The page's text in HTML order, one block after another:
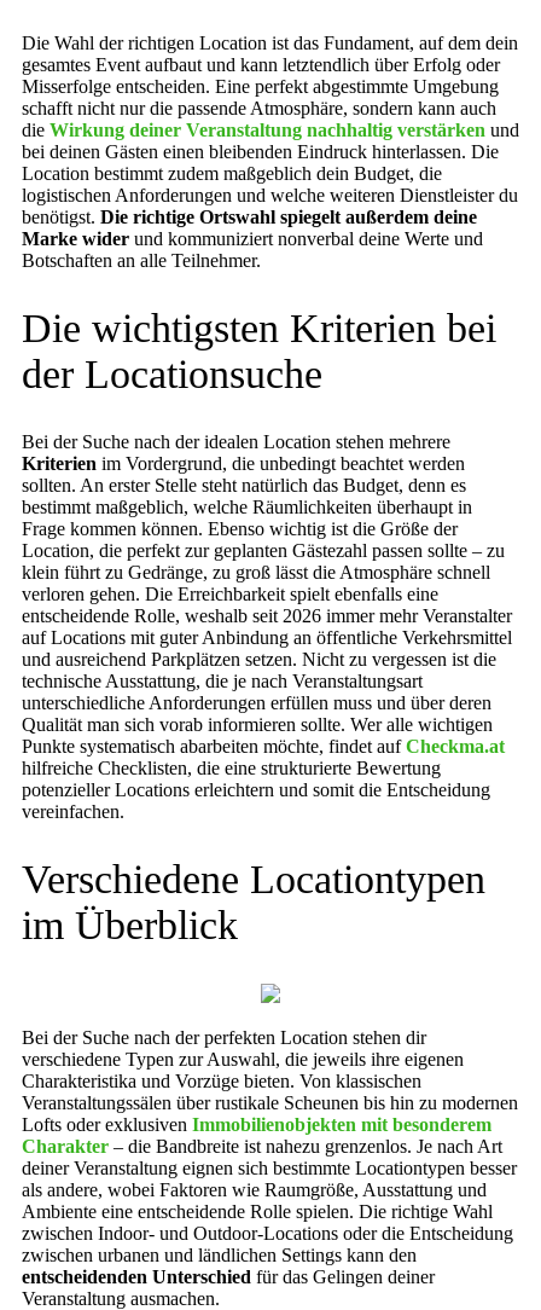
Die Wahl der richtigen Location ist das Fundament, auf dem dein
gesamtes Event aufbaut und kann letztendlich über Erfolg oder
Misserfolge entscheiden. Eine perfekt abgestimmte Umgebung
schafft nicht nur die passende Atmosphäre, sondern kann auch
die Wirkung deiner Veranstaltung nachhaltig verstärken und
bei deinen Gästen einen bleibenden Eindruck hinterlassen. Die
Location bestimmt zudem maßgeblich dein Budget, die
logistischen Anforderungen und welche weiteren Dienstleister du
benötigst. Die richtige Ortswahl spiegelt außerdem deine
Marke wider und kommuniziert nonverbal deine Werte und
Botschaften an alle Teilnehmer.
Die wichtigsten Kriterien bei
der Locationsuche
Bei der Suche nach der idealen Location stehen mehrere
Kriterien im Vordergrund, die unbedingt beachtet werden
sollten. An erster Stelle steht natürlich das Budget, denn es
bestimmt maßgeblich, welche Räumlichkeiten überhaupt in
Frage kommen können. Ebenso wichtig ist die Größe der
Location, die perfekt zur geplanten Gästezahl passen sollte – zu
klein führt zu Gedränge, zu groß lässt die Atmosphäre schnell
verloren gehen. Die Erreichbarkeit spielt ebenfalls eine
entscheidende Rolle, weshalb seit 2026 immer mehr Veranstalter
auf Locations mit guter Anbindung an öffentliche Verkehrsmittel
und ausreichend Parkplätzen setzen. Nicht zu vergessen ist die
technische Ausstattung, die je nach Veranstaltungsart
unterschiedliche Anforderungen erfüllen muss und über deren
Qualität man sich vorab informieren sollte. Wer alle wichtigen
Punkte systematisch abarbeiten möchte, findet aufCheckma.at
hilfreiche Checklisten, die eine strukturierte Bewertung
potenzieller Locations erleichtern und somit die Entscheidung
vereinfachen.
Verschiedene Locationtypen
im Überblick
Bei der Suche nach der perfekten Location stehen dir
verschiedene Typen zur Auswahl, die jeweils ihre eigenen
Charakteristika und Vorzüge bieten. Von klassischen
Veranstaltungssälen über rustikale Scheunen bis hin zu modernen
Lofts oder exklusiven Immobilienobjekten mit besonderem
Charakter – die Bandbreite ist nahezu grenzenlos. Je nach Art
deiner Veranstaltung eignen sich bestimmte Locationtypen besser
als andere, wobei Faktoren wie Raumgröße, Ausstattung und
Ambiente eine entscheidende Rolle spielen. Die richtige Wahl
zwischen Indoor- und Outdoor-Locations oder die Entscheidung
zwischen urbanen und ländlichen Settings kann den
entscheidenden Unterschied für das Gelingen deiner
Veranstaltung ausmachen.